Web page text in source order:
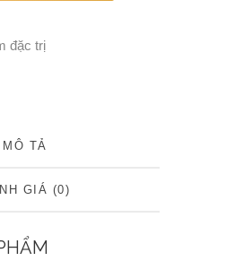
đặc trị
MÔ TẢ
GIÁ (0)